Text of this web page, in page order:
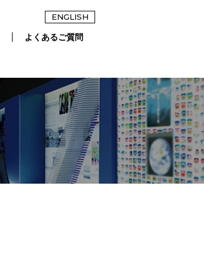
ENGLISH
よくあるご質問